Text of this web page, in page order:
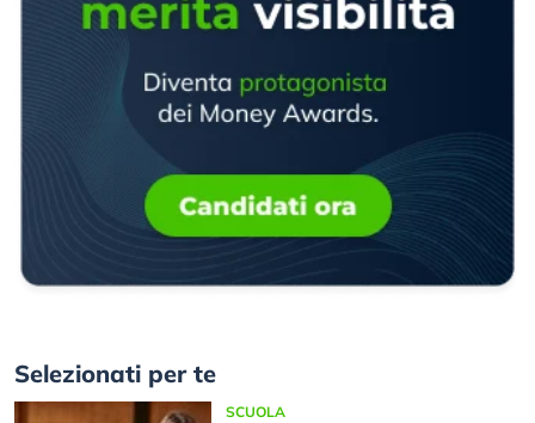
Selezionati per te
SCUOLA